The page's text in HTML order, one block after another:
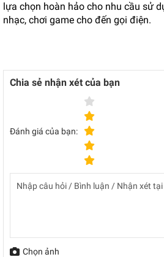
lựa chọn hoàn hảo cho nhu cầu sử
nhạc, chơi game cho đến gọi điện.
Chia sẻ nhận xét của bạn
Đánh giá của bạn:
Chọn ảnh